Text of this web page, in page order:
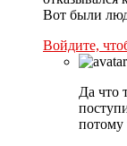
Вот были
Войдите,
Да что
потому